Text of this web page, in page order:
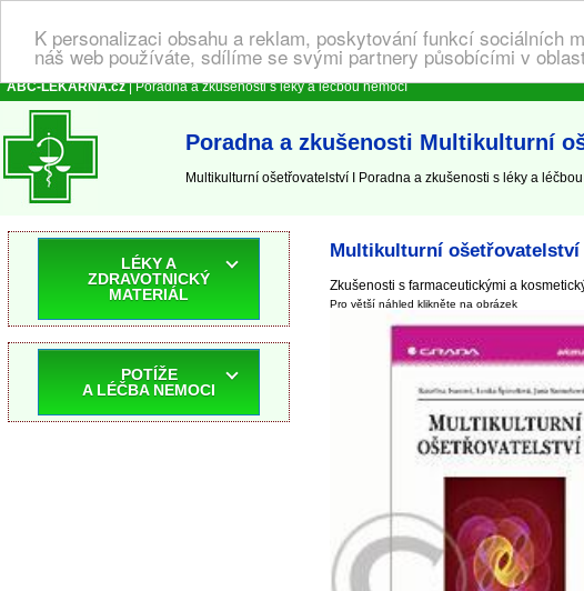
K personalizaci obsahu a reklam, poskytování funkcí sociálních
náš web používáte, sdílíme se svými partnery působícími v
ABC-LEKARNA.cz| Poradna a zkušenosti s léky a léčbou nemocí
Poradna a zkušenosti Multikulturní
Multikulturní ošetřovatelství I Poradna a zkušenosti s léky a
Multikulturní ošetřovatelství
Zkušenosti s farmaceutickými a
Pro větší náhled klikněte na obrázek
LÉKY A
ZDRAVOTNICKÝ
MATERIÁL
POTÍŽE
A LÉČBA NEMOCI